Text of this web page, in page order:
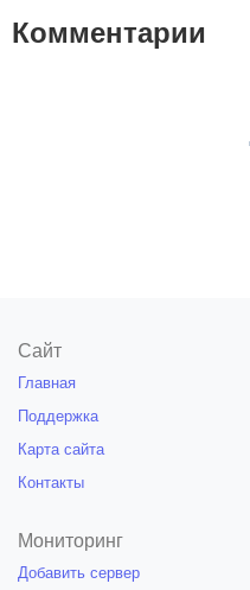
Комментарии
Сайт
Главная
Поддержка
Карта сайта
Контакты
Мониторинг
Добавить сервер